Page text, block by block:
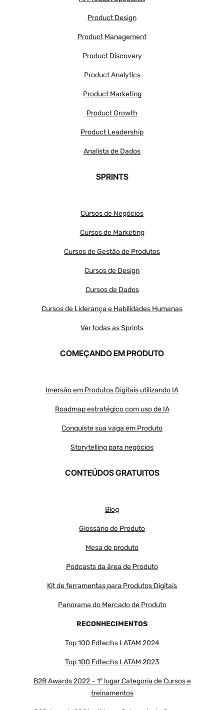
Product Design
Product Management
Product Discovery
Product Analytics
Product Marketing
Product Growth
Product Leadership
Analista de Dados
SPRINTS
Cursos de Negócios
Cursos de Marketing
Cursos de Gestão de Produtos
Cursos de Design
Cursos de Dados
Cursos de Liderança e Habilidades Humanas
Ver todas as Sprints
COMEÇANDO EM PRODUTO
Imersão em Produtos Digitais utilizando IA
Roadmap estratégico com uso de IA
Conquiste sua vaga em Produto
Storytelling para negócios
CONTEÚDOS GRATUITOS
Blog
Glossário de Produto
Mesa de produto
Podcasts da área de Produto
Kit de ferramentas para Produtos Digitais
Panorama do Mercado de Produto
RECONHECIMENTOS
Top 100 Edtechs LATAM 2024
Top 100 Edtechs LATAM 2023
B2B Awards 2022 – 1º lugar Categoria de Cursos e
treinamentos